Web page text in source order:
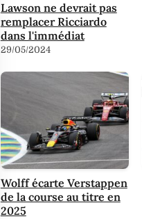
Lawson ne devrait pas
remplacer Ricciardo
dans l'immédiat
29/05/2024
Wolff écarte Verstappen
de la course au titre en
2025